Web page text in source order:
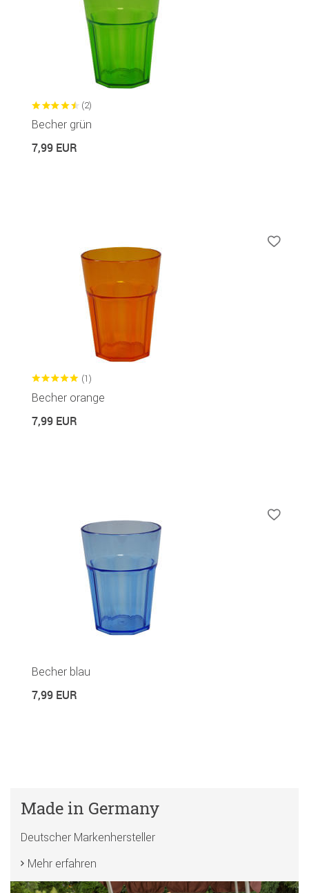
(2)
Becher grün
7,99 EUR
(1)
Becher orange
7,99 EUR
Becher blau
7,99 EUR
Made in Germany
Deutscher Markenhersteller
Mehr erfahren